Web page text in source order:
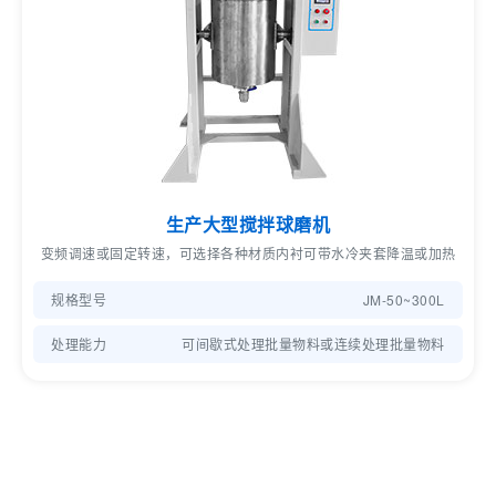
生产大型搅拌球磨机
变频调速或固定转速，可选择各种材质内衬可带水冷夹套降温或加热
规格型号 JM-50~300L
处理能力 可间歇式处理批量物料或连续处理批量物料